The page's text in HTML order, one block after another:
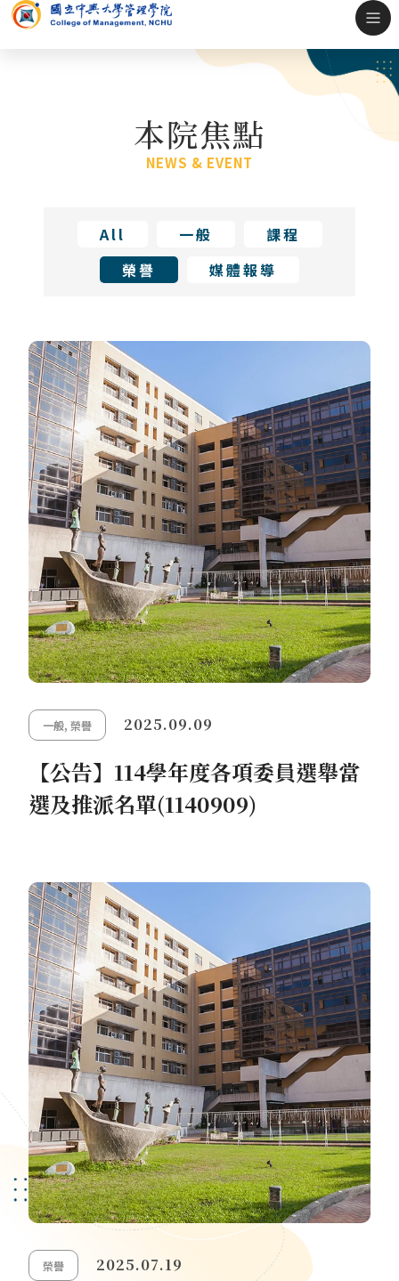
本院焦點
NEWS & EVENT
All 一般
課程
榮譽
媒體報導
一般,榮譽 2025.09.09
【公告】114學年度各項委員選舉當
選及推派名單(1140909)
榮譽 2025.07.19